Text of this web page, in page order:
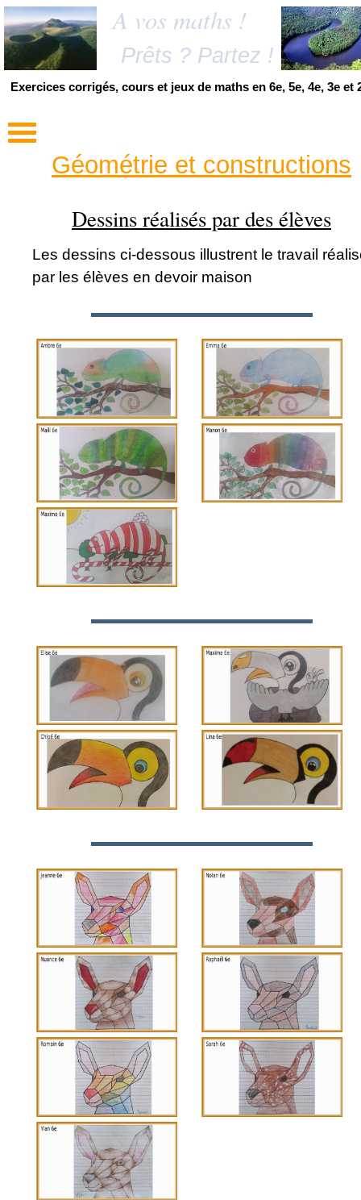
A vos maths !
Prêts ? Partez !
Exercices corrigés, cours et jeux de maths en 6e, 5e, 4e, 3e et
Géométrie et constructions
Dessins réalisés par des élèves
Les dessins ci-dessous illustrent le travail
par les élèves en devoir maison